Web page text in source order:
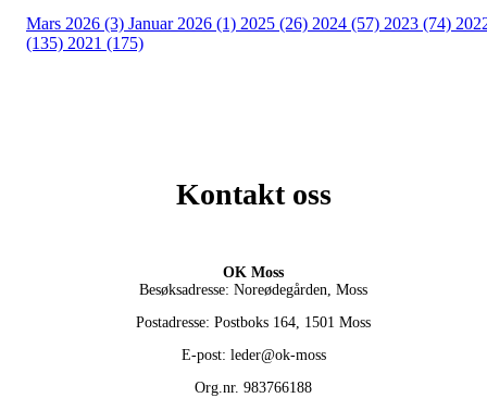
Mars 2026 (3) Januar 2026 (1) 2025 (26) 2024 (57) 2023 (74)
(135) 2021 (175)
Kontakt oss
OK Moss
Besøksadresse: Noreødegården, Moss
Postadresse: Postboks 164, 1501 Moss
E-post: leder@ok-moss
Org.nr. 983766188